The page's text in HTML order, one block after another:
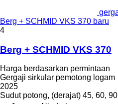
Berg + SCHMID VKS 370 baru
4
Berg + SCHMID VKS 370
Harga berdasarkan permintaan
Gergaji sirkular pemotong logam
2025
Sudut potong, (derajat) 45, 60, 90